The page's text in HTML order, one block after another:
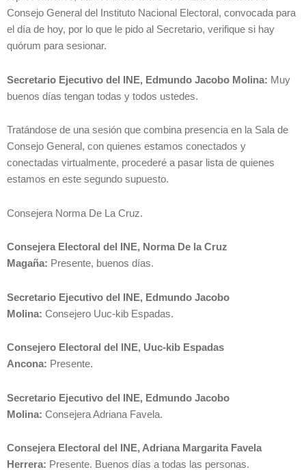
Consejo General del Instituto Nacional Electoral, convocada para
el día de hoy, por lo que le pido al Secretario, verifique si hay
quórum para sesionar.
Secretario Ejecutivo del INE, Edmundo Jacobo Molina: Muy
buenos días tengan todas y todos ustedes.
Tratándose de una sesión que combina presencia en la Sala de
Consejo General, con quienes estamos conectados y
conectadas virtualmente, procederé a pasar lista de quienes
estamos en este segundo supuesto.
Consejera Norma De La Cruz.
Consejera Electoral del INE, Norma De la Cruz
Magaña: Presente, buenos días.
Secretario Ejecutivo del INE, Edmundo Jacobo
Molina: Consejero Uuc-kib Espadas.
Consejero Electoral del INE, Uuc-kib Espadas
Ancona: Presente.
Secretario Ejecutivo del INE, Edmundo Jacobo
Molina: Consejera Adriana Favela.
Consejera Electoral del INE, Adriana Margarita Favela
Herrera: Presente. Buenos días a todas las personas.